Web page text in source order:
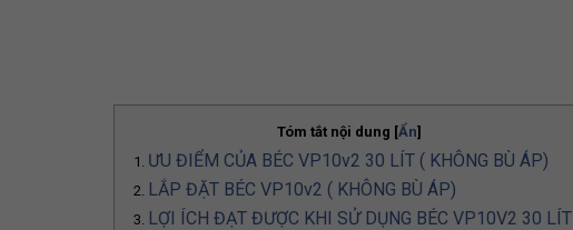
Tóm tắt nội dung [Ẩn]
ƯU ĐIỂM CỦA BÉC VP10v2 30 LÍT ( KHÔNG BÙ ÁP)
LẮP ĐẶT BÉC VP10v2 ( KHÔNG BÙ ÁP)
LỢI ÍCH ĐẠT ĐƯỢC KHI SỬ DỤNG BÉC VP10V2 30 LÍT